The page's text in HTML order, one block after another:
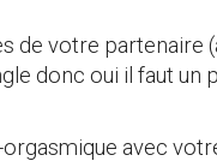
de votre partenaire
donc oui il faut un
avec